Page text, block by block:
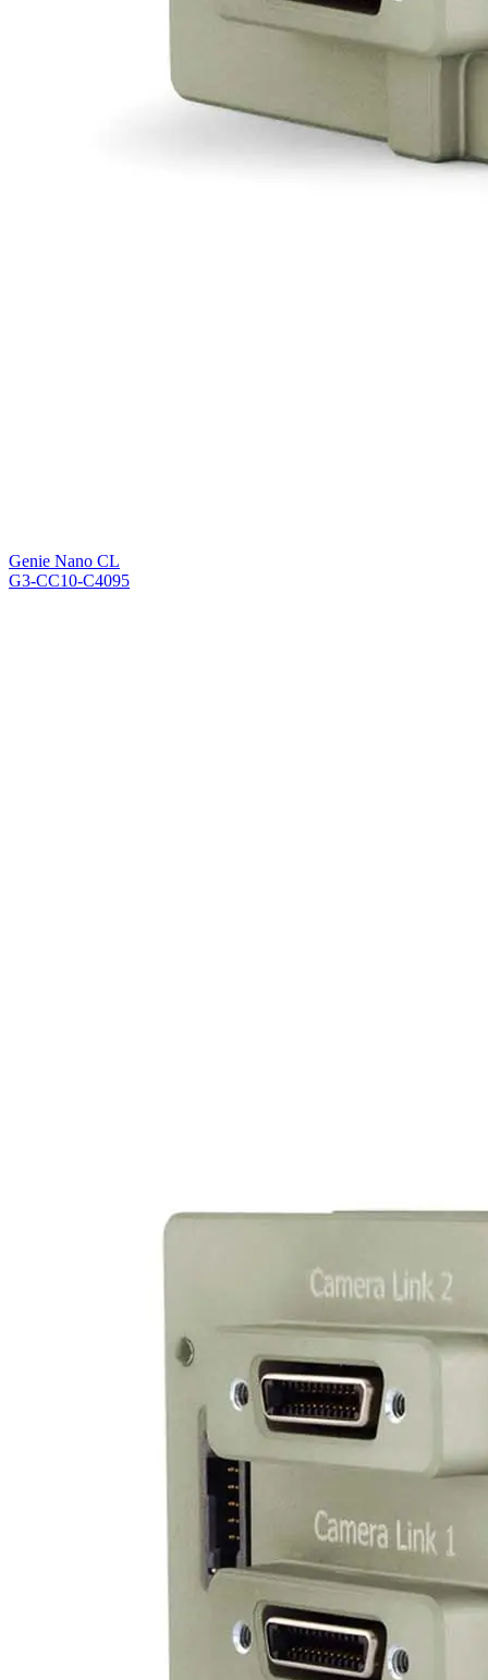
Genie Nano CL
G3-CC10-C4095